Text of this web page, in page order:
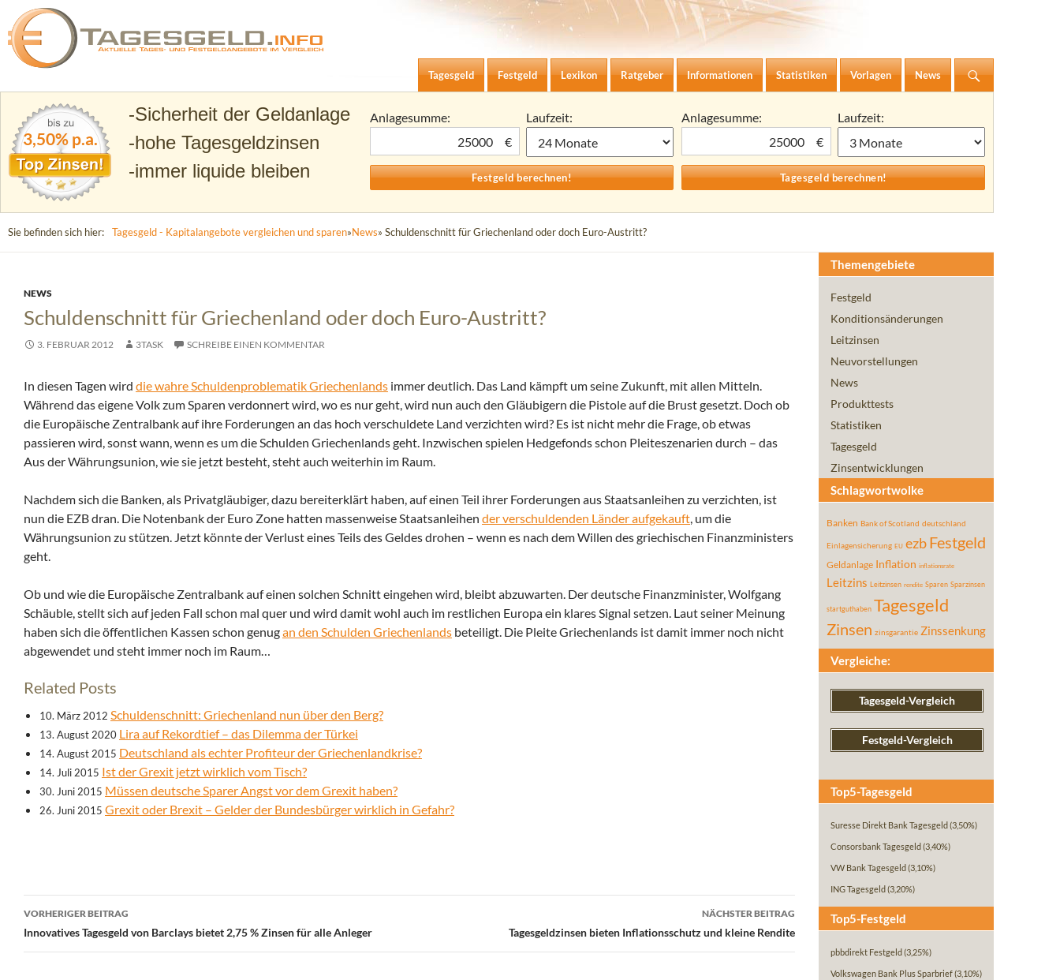
Tagesgeld.info – Tagesgeldkonten vergleichen und Tagesgeld-Zinsen berechnen
Zum Inhalt springen
Tagesgeld
Festgeld Lexikon Ratgeber Informationen Statistiken Vorlagen News
3,50% p.a.
Sicherheit der Geldanlage
hohe Tagesgeldzinsen
immer liquide bleiben
Anlagesumme:
€
Laufzeit:
Anlagesumme:
€
Laufzeit:
Sie befinden sich hier: Tagesgeld - Kapitalangebote vergleichen und sparen»News» Schuldenschnitt für Griechenland oder doch Euro-Austritt?
NEWS
Schuldenschnitt für Griechenland oder doch Euro-Austritt?
3. FEBRUAR 2012 3TASK SCHREIBE EINEN KOMMENTAR
In diesen Tagen wird die wahre Schuldenproblematik Griechenlands immer deutlich. Das Land kämpft um seine Zukunft, mit allen Mitteln.
Während das eigene Volk zum Sparen verdonnert wird, wo es nur geht, wird nun auch den Gläubigern die Pistole auf die Brust gesetzt. Doch ob
die Europäische Zentralbank auf ihre Forderungen an das hoch verschuldete Land verzichten wird? Es ist nicht mehr die Frage, ob etwas
passieren wird, sonst wann, wenn es um die Schulden Griechenlands geht. Inzwischen spielen Hedgefonds schon Pleiteszenarien durch – das
Aus der Währungsunion, wie sie jetzt besteht, steht auch weiterhin im Raum.
Nachdem sich die Banken, als Privatgläubiger, dazu bereiterklärt haben, auf einen Teil ihrer Forderungen aus Staatsanleihen zu verzichten, ist
nun die EZB dran. Die Notenbank der Euro Zone hatten massenweise Staatsanleihen der verschuldenden Länder aufgekauft, um die
Währungsunion zu stützen. Jetzt könnte der Verlust eines Teils des Geldes drohen – wenn es nach dem Willen des griechischen Finanzministers
geht.
Ob und wie die Europäische Zentralbank auf einen solchen Schnitt eingehen wird, bleibt abzuwarten. Der deutsche Finanzminister, Wolfgang
Schäuble, stellt sich auf jeden Fall schon mal quer und wird damit wohl auch im restlichen Europa ein klares Signal setzen. Laut seiner Meinung
haben sich die öffentlichen Kassen schon genugan den Schulden Griechenlands beteiligt. Die Pleite Griechenlands ist damit immer noch nicht
abgewendet und steht immer noch im Raum…
Related Posts
10. März 2012 Schuldenschnitt: Griechenland nun über den Berg?
13. August 2020 Lira auf Rekordtief – das Dilemma der Türkei
14. August 2015 Deutschland als echter Profiteur der Griechenlandkrise?
14. Juli 2015 Ist der Grexit jetzt wirklich vom Tisch?
30. Juni 2015 Müssen deutsche Sparer Angst vor dem Grexit haben?
26. Juni 2015 Grexit oder Brexit – Gelder der Bundesbürger wirklich in Gefahr?
Beitrags-
Navigation
VORHERIGER BEITRAG
Innovatives Tagesgeld von Barclays bietet 2,75 % Zinsen für alle Anleger
NÄCHSTER BEITRAG
Tagesgeldzinsen bieten Inflationsschutz und kleine Rendite
Themengebiete
Festgeld
Konditionsänderungen
Leitzinsen
Neuvorstellungen
News
Produkttests
Statistiken
Tagesgeld
Zinsentwicklungen
Schlagwortwolke
Banken Bank of Scotland deutschland
Einlagensicherung EU ezbFestgeld
Geldanlage Inflation inflationsrate
Leitzins Leitzinsen rendite Sparen Sparzinsen
startguthaben Tagesgeld
Zinsen zinsgarantie Zinssenkung
Vergleiche:
Tagesgeld-Vergleich
Festgeld-Vergleich
Top5-Tagesgeld
Suresse Direkt Bank Tagesgeld (3,50%)
Consorsbank Tagesgeld (3,40%)
VW Bank Tagesgeld (3,10%)
ING Tagesgeld (3,20%)
Top5-Festgeld
pbbdirekt Festgeld (3,25%)
Volkswagen Bank Plus Sparbrief(3,10%)